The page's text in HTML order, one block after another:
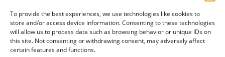
To provide the best experiences, we use technologies like cookies to
store and/or access device information. Consenting to these technologies
will allow us to process data such as browsing behavior or unique IDs on
this site. Not consenting or withdrawing consent, may adversely affect
certain features and functions.